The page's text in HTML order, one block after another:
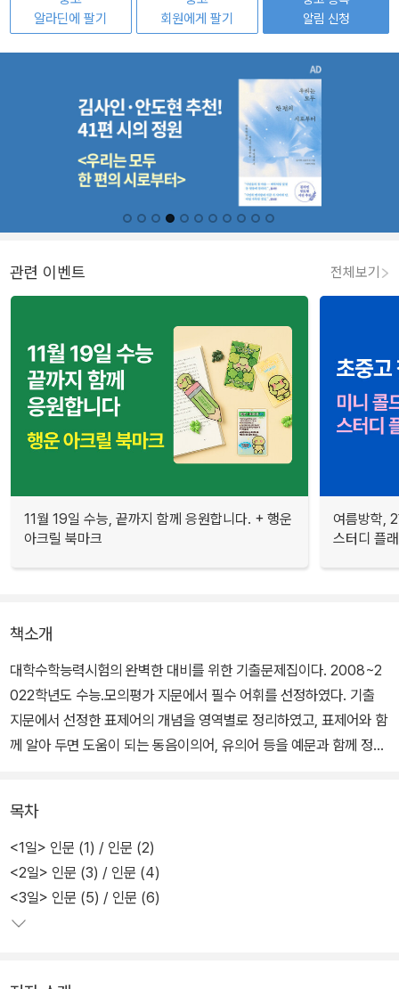
알라딘에 팔기
회원에게 팔기
알림 신청
관련 이벤트 전체보기
11월 19일 수능, 끝까지 함께 응원합니다. + 행운
아크릴 북마크
여름방학,
스터디 플
책소개
대학수학능력시험의 완벽한 대비를 위한 기출문제집이다. 2008~2
022학년도 수능.모의평가 지문에서 필수 어휘를 선정하였다. 기출
지문에서 선정한 표제어의 개념을 영역별로 정리하였고, 표제어와 함
께 알아 두면 도움이 되는 동음이의어, 유의어 등을 예문과 함께 정리
목차
<1일> 인문 (1) / 인문 (2)
<2일> 인문 (3) / 인문 (4)
<3일> 인문 (5) / 인문 (6)